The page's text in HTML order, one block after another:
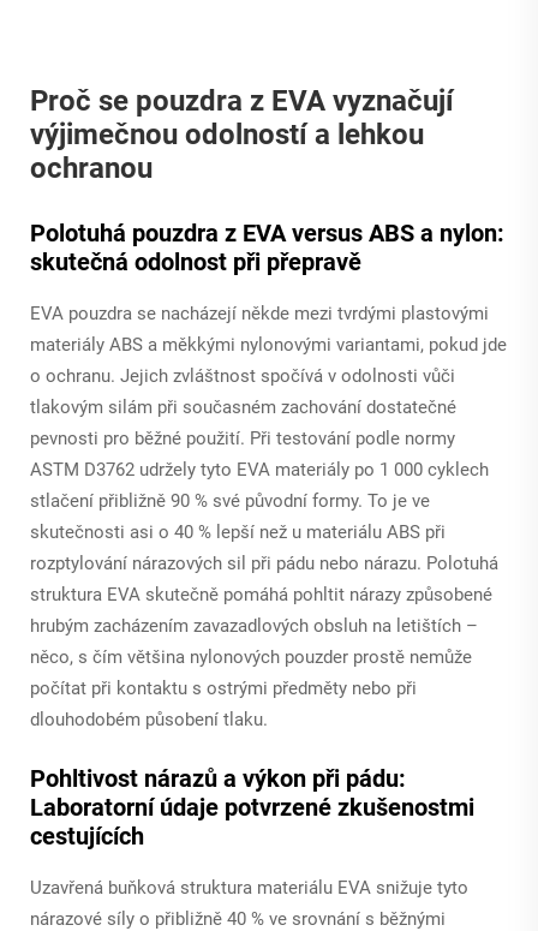
Proč se pouzdra z EVA vyznačují
výjimečnou odolností a lehkou
ochranou
Polotuhá pouzdra z EVA versus ABS a nylon:
skutečná odolnost při přepravě
EVA pouzdra se nacházejí někde mezi tvrdými plastovými
materiály ABS a měkkými nylonovými variantami, pokud jde
o ochranu. Jejich zvláštnost spočívá v odolnosti vůči
tlakovým silám při současném zachování dostatečné
pevnosti pro běžné použití. Při testování podle normy
ASTM D3762 udržely tyto EVA materiály po 1 000 cyklech
stlačení přibližně 90 % své původní formy. To je ve
skutečnosti asi o 40 % lepší než u materiálu ABS při
rozptylování nárazových sil při pádu nebo nárazu. Polotuhá
struktura EVA skutečně pomáhá pohltit nárazy způsobené
hrubým zacházením zavazadlových obsluh na letištích –
něco, s čím většina nylonových pouzder prostě nemůže
počítat při kontaktu s ostrými předměty nebo při
dlouhodobém působení tlaku.
Pohltivost nárazů a výkon při pádu:
Laboratorní údaje potvrzené zkušenostmi
cestujících
Uzavřená buňková struktura materiálu EVA snižuje tyto
nárazové síly o přibližně 40 % ve srovnání s běžnými